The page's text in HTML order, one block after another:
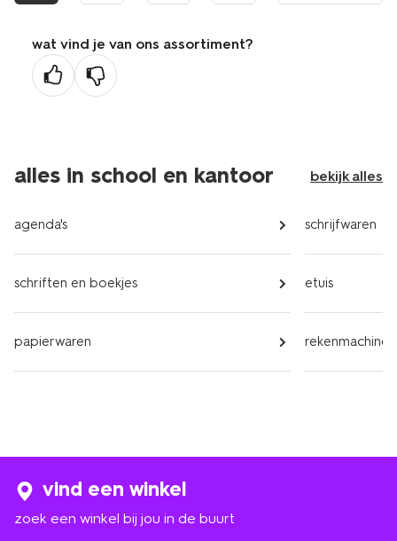
pagina
wat vind je van ons assortiment?
alles in school en kantoor bekijk alles
agenda's
schriften en boekjes
papierwaren
schrijfwaren
etuis
vind een winkel
zoek een winkel bij jou in de buurt